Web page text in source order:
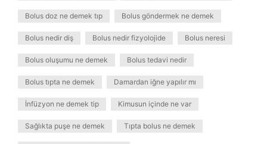
Bolus doz ne demek tıp Bolus göndermek ne demek
Bolus nedir diş Bolus nedir fizyolojide Bolus neresi
Bolus oluşumu ne demek Bolus tedavi nedir
Bolus tıpta ne demek Damardan iğne yapılır mı
İnfüzyon ne demek tip Kimusun içinde ne var
Sağlıkta puşe ne demek Tıpta bolus ne demek